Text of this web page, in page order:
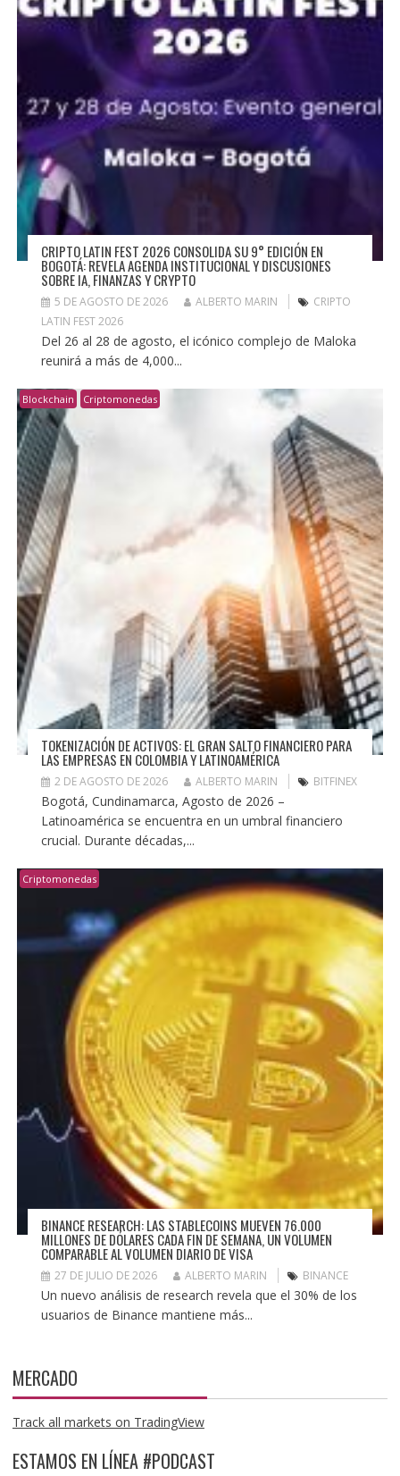
CRIPTO LATIN FEST 2026 CONSOLIDA SU 9° EDICIÓN EN
BOGOTÁ: REVELA AGENDA INSTITUCIONAL Y DISCUSIONES
SOBRE IA, FINANZAS Y CRYPTO
5 DE AGOSTO DE 2026 ALBERTO MARIN
CRIPTO
LATIN FEST 2026
Del 26 al 28 de agosto, el icónico complejo de Maloka
reunirá a más de 4,000...
Blockchain Criptomonedas
TOKENIZACIÓN DE ACTIVOS: EL GRAN SALTO FINANCIERO PARA
LAS EMPRESAS EN COLOMBIA Y LATINOAMÉRICA
2 DE AGOSTO DE 2026 ALBERTO MARIN BITFINEX
Bogotá, Cundinamarca, Agosto de 2026 –
Latinoamérica se encuentra en un umbral financiero
crucial. Durante décadas,...
Criptomonedas
BINANCE RESEARCH: LAS STABLECOINS MUEVEN 76.000
MILLONES DE DÓLARES CADA FIN DE SEMANA, UN VOLUMEN
COMPARABLE AL VOLUMEN DIARIO DE VISA
27 DE JULIO DE 2026 ALBERTO MARIN BINANCE
Un nuevo análisis de research revela que el 30% de los
usuarios de Binance mantiene más...
MERCADO
Track all markets on TradingView
ESTAMOS EN LÍNEA #PODCAST